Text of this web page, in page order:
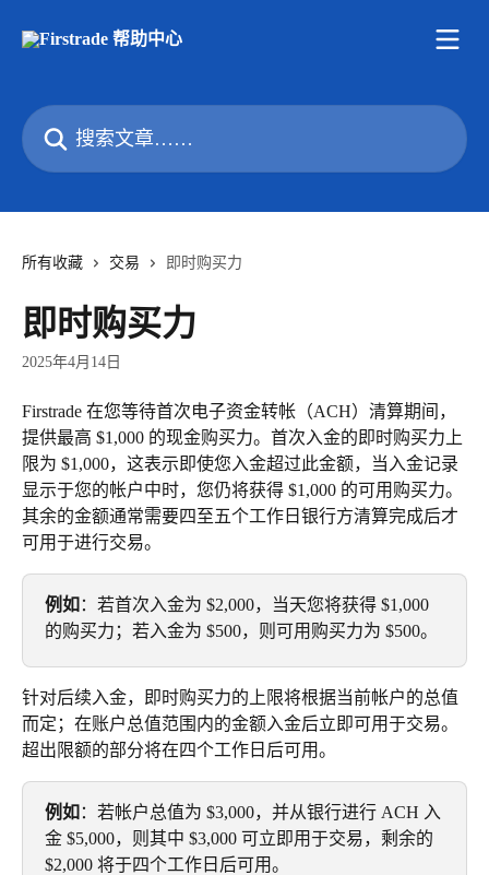
搜索文章……
所有收藏 交易 即时购买力
即时购买力
2025年4月14日
Firstrade 在您等待首次电子资金转帐（ACH）清算期间，
提供最高 $1,000 的现金购买力。首次入金的即时购买力上
限为 $1,000，这表示即使您入金超过此金额，当入金记录
显示于您的帐户中时，您仍将获得 $1,000 的可用购买力。
其余的金额通常需要四至五个工作日银行方清算完成后才
可用于进行交易。
例如 ：若首次入金为 $2,000，当天您将获得 $1,000
的购买力；若入金为 $500，则可用购买力为 $500。
针对后续入金，即时购买力的上限将根据当前帐户的总值
而定；在账户总值范围内的金额入金后立即可用于交易。
超出限额的部分将在四个工作日后可用。
例如 ：若帐户总值为 $3,000，并从银行进行 ACH 入
金 $5,000，则其中 $3,000 可立即用于交易，剩余的
$2,000 将于四个工作日后可用。